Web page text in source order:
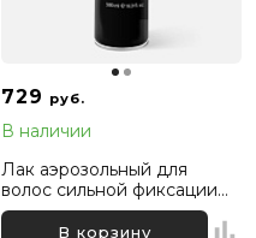
729 руб.
В наличии
Лак аэрозольный для
волос сильной фиксации
Kapous Professional, 500 мл
В корзину